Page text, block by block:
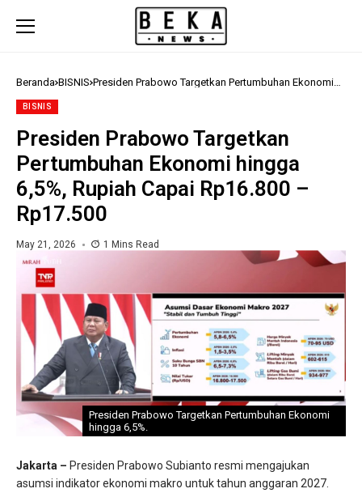
Beranda BISNIS Presiden Prabowo Targetkan Pertumbuhan Ekonomi
BISNIS
Presiden Prabowo Targetkan
Pertumbuhan Ekonomi hingga
6,5%, Rupiah Capai Rp16.800 –
Rp17.500
May 21, 2026 1 Mins Read
Presiden Prabowo Targetkan Pertumbuhan Ekonomi
hingga 6,5%.
Jakarta – Presiden Prabowo Subianto resmi mengajukan
asumsi indikator ekonomi makro untuk tahun anggaran 2027.